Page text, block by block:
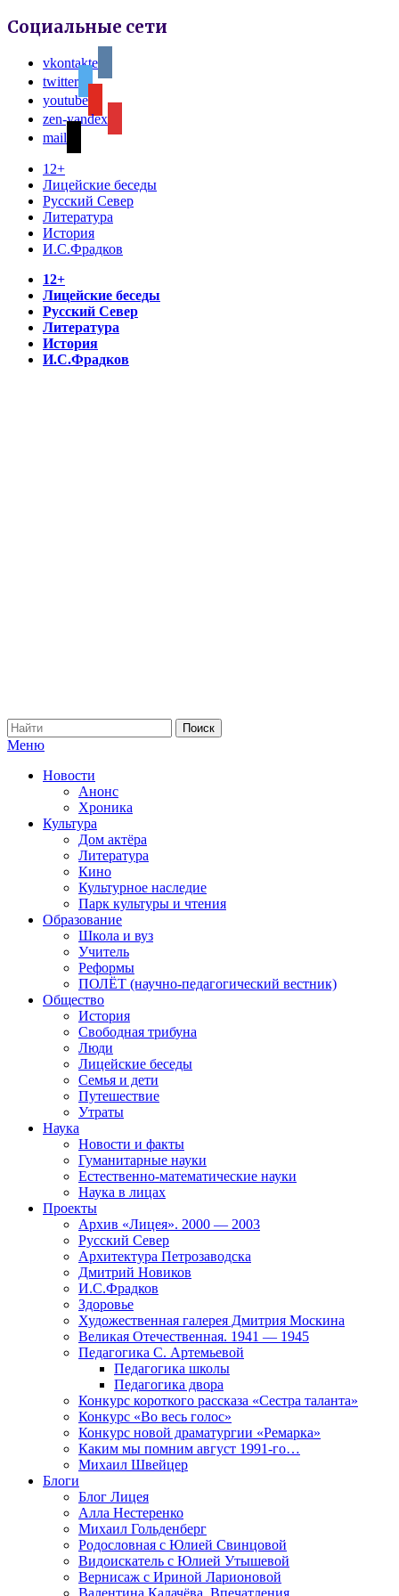
Социальные сети
vkontakte
twitter
youtube
zen-yandex
mail
12+
Лицейские беседы
Русский Север
Литература
История
И.С.Фрадков
12+
Лицейские беседы
Русский Север
Литература
История
И.С.Фрадков
Меню
Новости
Анонс
Хроника
Культура
Дом актёра
Литература
Кино
Культурное наследие
Парк культуры и чтения
Образование
Школа и вуз
Учитель
Реформы
ПОЛЁТ (научно-педагогический вестник)
Общество
История
Свободная трибуна
Люди
Лицейские беседы
Семья и дети
Путешествие
Утраты
Наука
Новости и факты
Гуманитарные науки
Естественно-математические науки
Наука в лицах
Проекты
Архив «Лицея». 2000 — 2003
Русский Север
Архитектура Петрозаводска
Дмитрий Новиков
И.С.Фрадков
Здоровье
Художественная галерея Дмитрия Москина
Великая Отечественная. 1941 — 1945
Педагогика С. Артемьевой
Педагогика школы
Педагогика двора
Конкурс короткого рассказа «Сестра таланта»
Конкурс «Во весь голос»
Конкурс новой драматургии «Ремарка»
Каким мы помним август 1991-го…
Михаил Швейцер
Блоги
Блог Лицея
Алла Нестеренко
Михаил Гольденберг
Родословная с Юлией Свинцовой
Видоискатель с Юлией Утышевой
Вернисаж с Ириной Ларионовой